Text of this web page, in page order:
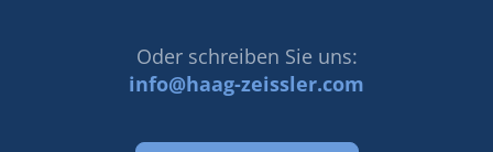
Oder schreiben Sie uns:
info@haag-zeissler.com